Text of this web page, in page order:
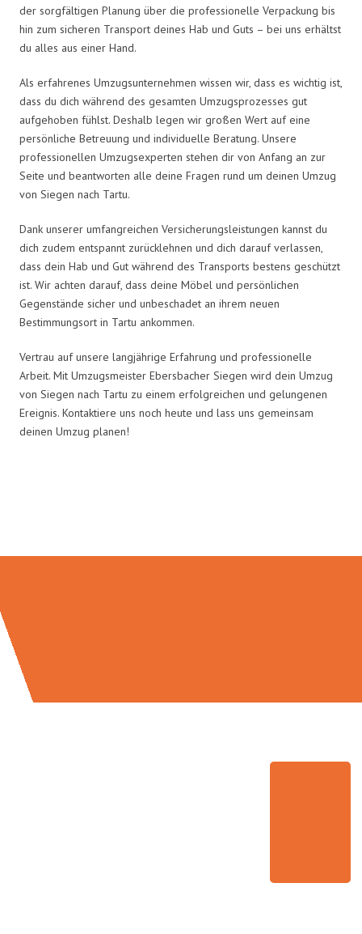
der sorgfältigen Planung über die professionelle Verpackung bis
hin zum sicheren Transport deines Hab und Guts – bei uns erhältst
du alles aus einer Hand.
Als erfahrenes Umzugsunternehmen wissen wir, dass es wichtig ist,
dass du dich während des gesamten Umzugsprozesses gut
aufgehoben fühlst. Deshalb legen wir großen Wert auf eine
persönliche Betreuung und individuelle Beratung. Unsere
professionellen Umzugsexperten stehen dir von Anfang an zur
Seite und beantworten alle deine Fragen rund um deinen Umzug
von Siegen nach Tartu.
Dank unserer umfangreichen Versicherungsleistungen kannst du
dich zudem entspannt zurücklehnen und dich darauf verlassen,
dass dein Hab und Gut während des Transports bestens geschützt
ist. Wir achten darauf, dass deine Möbel und persönlichen
Gegenstände sicher und unbeschadet an ihrem neuen
Bestimmungsort in Tartu ankommen.
Vertrau auf unsere langjährige Erfahrung und professionelle
Arbeit. Mit Umzugsmeister Ebersbacher Siegen wird dein Umzug
von Siegen nach Tartu zu einem erfolgreichen und gelungenen
Ereignis. Kontaktiere uns noch heute und lass uns gemeinsam
deinen Umzug planen!